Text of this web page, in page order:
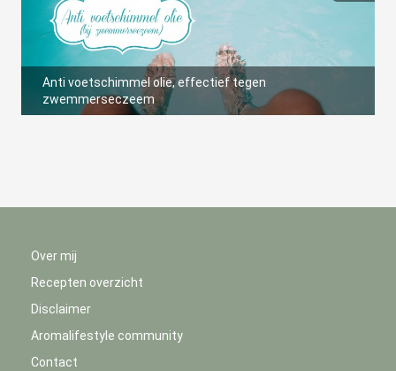
Anti voetschimmel olie, effectief tegen
zwemmerseczeem
Over mij
Recepten overzicht
Disclaimer
Aromalifestyle community
Contact